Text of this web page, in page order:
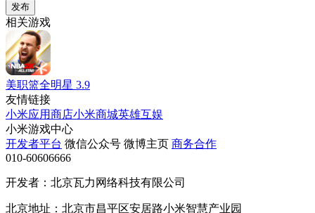
发布
相关游戏
美职篮全明星 3.9
友情链接
小米应用商店小米商城英雄互娱
小米游戏中心
开发者平台 微信公众号 微博主页 商务合作
010-60606666
开发者：北京瓦力网络科技有限公司
北京地址：北京市昌平区安居路小米智慧产业园